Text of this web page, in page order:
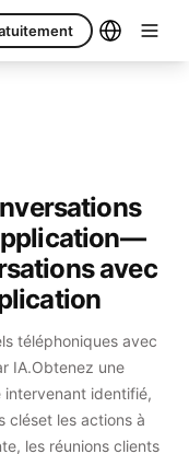
—
avec
téléphoniques avec
IA.Obtenez une
identifié,
cléset les actions à
les réunions clients